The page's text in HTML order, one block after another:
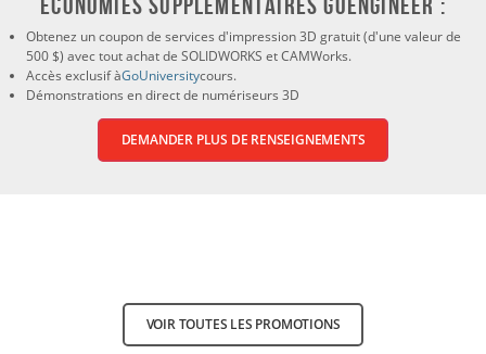
ÉCONOMIES SUPPLÉMENTAIRES GOENGINEER :
Obtenez un coupon de services d'impression 3D gratuit (d'une valeur de
500 $) avec tout achat de SOLIDWORKS et CAMWorks.
Accès exclusif àGoUniversitycours.
Démonstrations en direct de numériseurs 3D
DEMANDER PLUS DE RENSEIGNEMENTS
VOIR TOUTES LES PROMOTIONS